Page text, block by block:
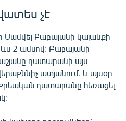
չէ
Բաբայանի կալանքի
2 ամսով: Բաբայանի
դատարանի այս
ատյանում, և այսօր
դատարանը հեռացել